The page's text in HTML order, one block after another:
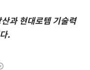
과 현대로템 기술력
.